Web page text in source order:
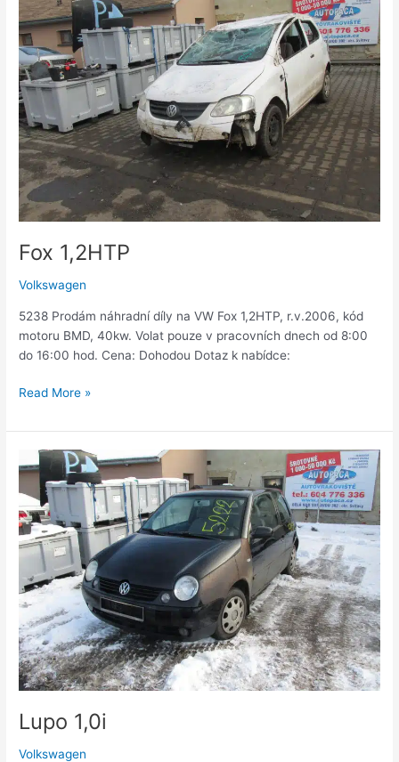
Fox 1,2HTP
Volkswagen
5238 Prodám náhradní díly na VW Fox 1,2HTP, r.v.2006, kód
motoru BMD, 40kw. Volat pouze v pracovních dnech od 8:00
do 16:00 hod. Cena: Dohodou Dotaz k nabídce:
1,2HTP
Read More »
Lupo 1,0i
Volkswagen
Lupo
1,0i